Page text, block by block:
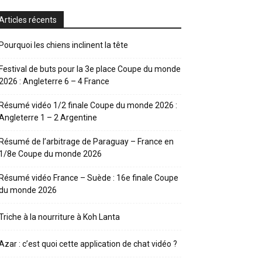
récents
les chiens inclinent la tête
de buts pour la 3e place Coupe du monde
: Angleterre 6 – 4 France
vidéo 1/2 finale Coupe du monde 2026 :
1 – 2 Argentine
de l’arbitrage de Paraguay – France en
8e Coupe du monde 2026
vidéo France – Suède : 16e finale Coupe
monde 2026
à la nourriture à Koh Lanta
: c’est quoi cette application de chat vidéo ?